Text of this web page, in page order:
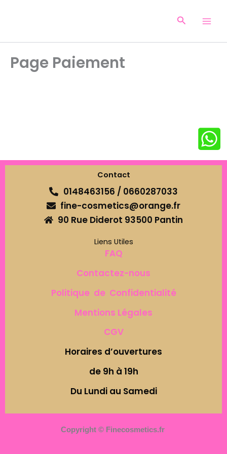
Page Paiement
Contact
0148463156 / 0660287033
fine-cosmetics@orange.fr
90 Rue Diderot 93500 Pantin
Liens Utiles
FAQ
Contactez-nous
Politique de Confidentialité
Mentions Légales
CGV
Horaires d’ouvertures
de 9h à 19h
Du Lundi au Samedi
Copyright © Finecosmetics.fr